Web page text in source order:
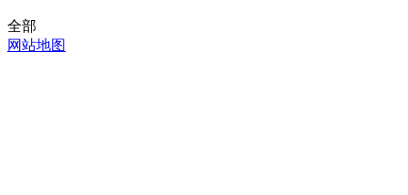
全部
网站地图